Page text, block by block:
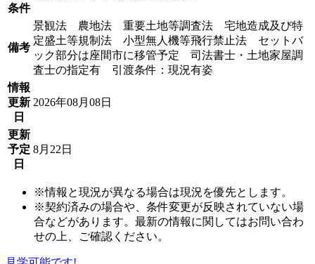
条件
備考
景観法 農地法 重要土地等調査法 宅地造成及び特
定盛土等規制法 小型無人機等飛行禁止法 セットバ
ック部分は座間市に移管予定 司法書士・土地家屋調
査士の指定有 引渡条件：現況有姿
情報
更新
日
2026年08月08日
更新
予定
日
8月22日
※情報と現況が異なる場合は現況を優先とします。
※契約済みの場合や、条件変更が反映されていない場
合などがあります。最新の情報に関してはお問い合わ
せの上、ご確認ください。